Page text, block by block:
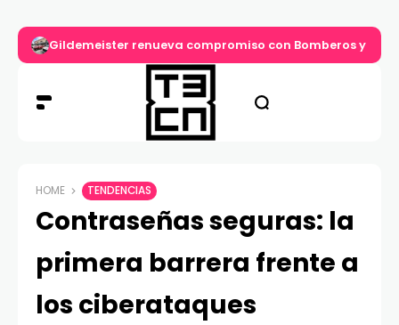
Gildemeister renueva compromiso con Bomberos y
HOME TENDENCIAS
Contraseñas seguras: la
primera barrera frente a
los ciberataques